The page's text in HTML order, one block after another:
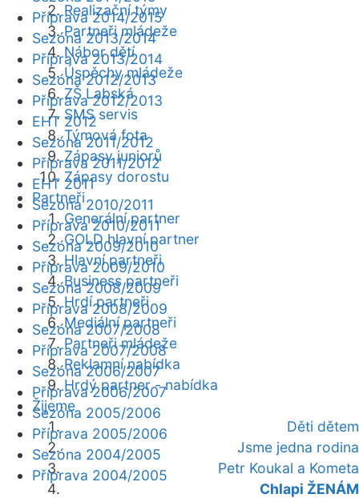
Realizační týmy
Partneři mládeže
Nábor dětí
Úspěchy mládeže
ZŠ Labská
SMS servis
Týmová fota
Zápasy juniorů
Zápasy dorostu
Partneři
Generální partner
GOLD hlavní partner
Hlavní partneři
Business partneři
Hrdí partneři
Mediální partneři
Partneři mládeže
Reklamní nabídka
Hrdý partner - nabídka
Žijeme
Děti dětem
Jsme jedna rodina
Petr Koukal a Kometa
Chlapi ŽENÁM
Příprava 2014/2015
Sezóna 2013/2014
Příprava 2013/2014
Sezóna 2012/2013
Příprava 2012/2013
EHT 2012
Sezóna 2011/2012
Příprava 2011/2012
EHT 2011
Sezóna 2010/2011
Příprava 2010/2011
Sezóna 2009/2010
Příprava 2009/2010
Sezóna 2008/2009
Příprava 2008/2009
Sezóna 2007/2008
Příprava 2007/2008
Sezóna 2006/2007
Příprava 2006/2007
Sezóna 2005/2006
Příprava 2005/2006
Sezóna 2004/2005
Příprava 2004/2005